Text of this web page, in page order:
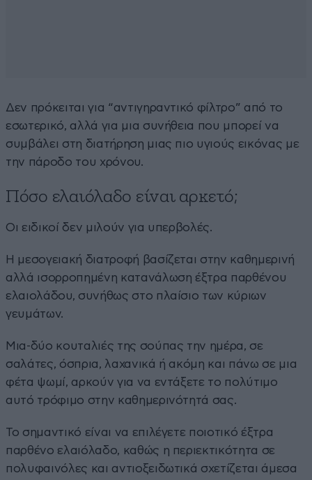
Δεν πρόκειται για “αντιγηραντικό φίλτρο” από το
εσωτερικό, αλλά για μια συνήθεια που μπορεί να
συμβάλει στη διατήρηση μιας πιο υγιούς εικόνας με
την πάροδο του χρόνου.
Πόσο ελαιόλαδο είναι αρκετό;
Οι ειδικοί δεν μιλούν για υπερβολές.
Η μεσογειακή διατροφή βασίζεται στην καθημερινή
αλλά ισορροπημένη κατανάλωση έξτρα παρθένου
ελαιολάδου, συνήθως στο πλαίσιο των κύριων
γευμάτων.
Μια-δύο κουταλιές της σούπας την ημέρα, σε
σαλάτες, όσπρια, λαχανικά ή ακόμη και πάνω σε μια
φέτα ψωμί, αρκούν για να εντάξετε το πολύτιμο
αυτό τρόφιμο στην καθημερινότητά σας.
Το σημαντικό είναι να επιλέγετε ποιοτικό έξτρα
παρθένο ελαιόλαδο, καθώς η περιεκτικότητα σε
πολυφαινόλες και αντιοξειδωτικά σχετίζεται άμεσα